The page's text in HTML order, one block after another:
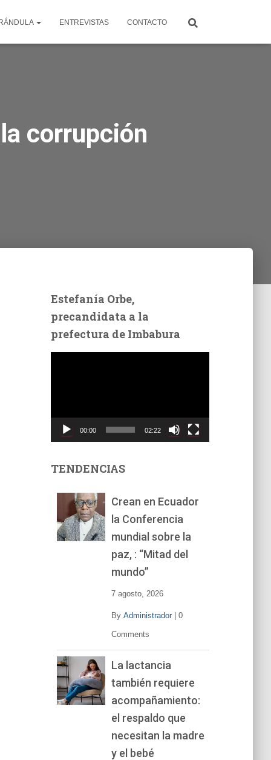
ENTREVISTAS CONTACTO
corrupción
Estefanía Orbe,
precandidata a la
prefectura de Imbabura
t
00:00 02:22
TENDENCIAS
Crean en Ecuador
la Conferencia
mundial sobre la
paz, : “Mitad del
mundo”
7 agosto, 2026
By Administrador| 0
Comments
La lactancia
también requiere
acompañamiento:
el respaldo que
necesitan la madre
y el bebé